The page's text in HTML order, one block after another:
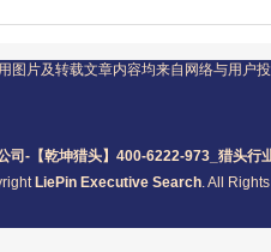
司 -【乾坤猎头】400-6222-973_ 猎头行
LiePin Executive Search. All
图片及转载文章内容均来自网络与用户